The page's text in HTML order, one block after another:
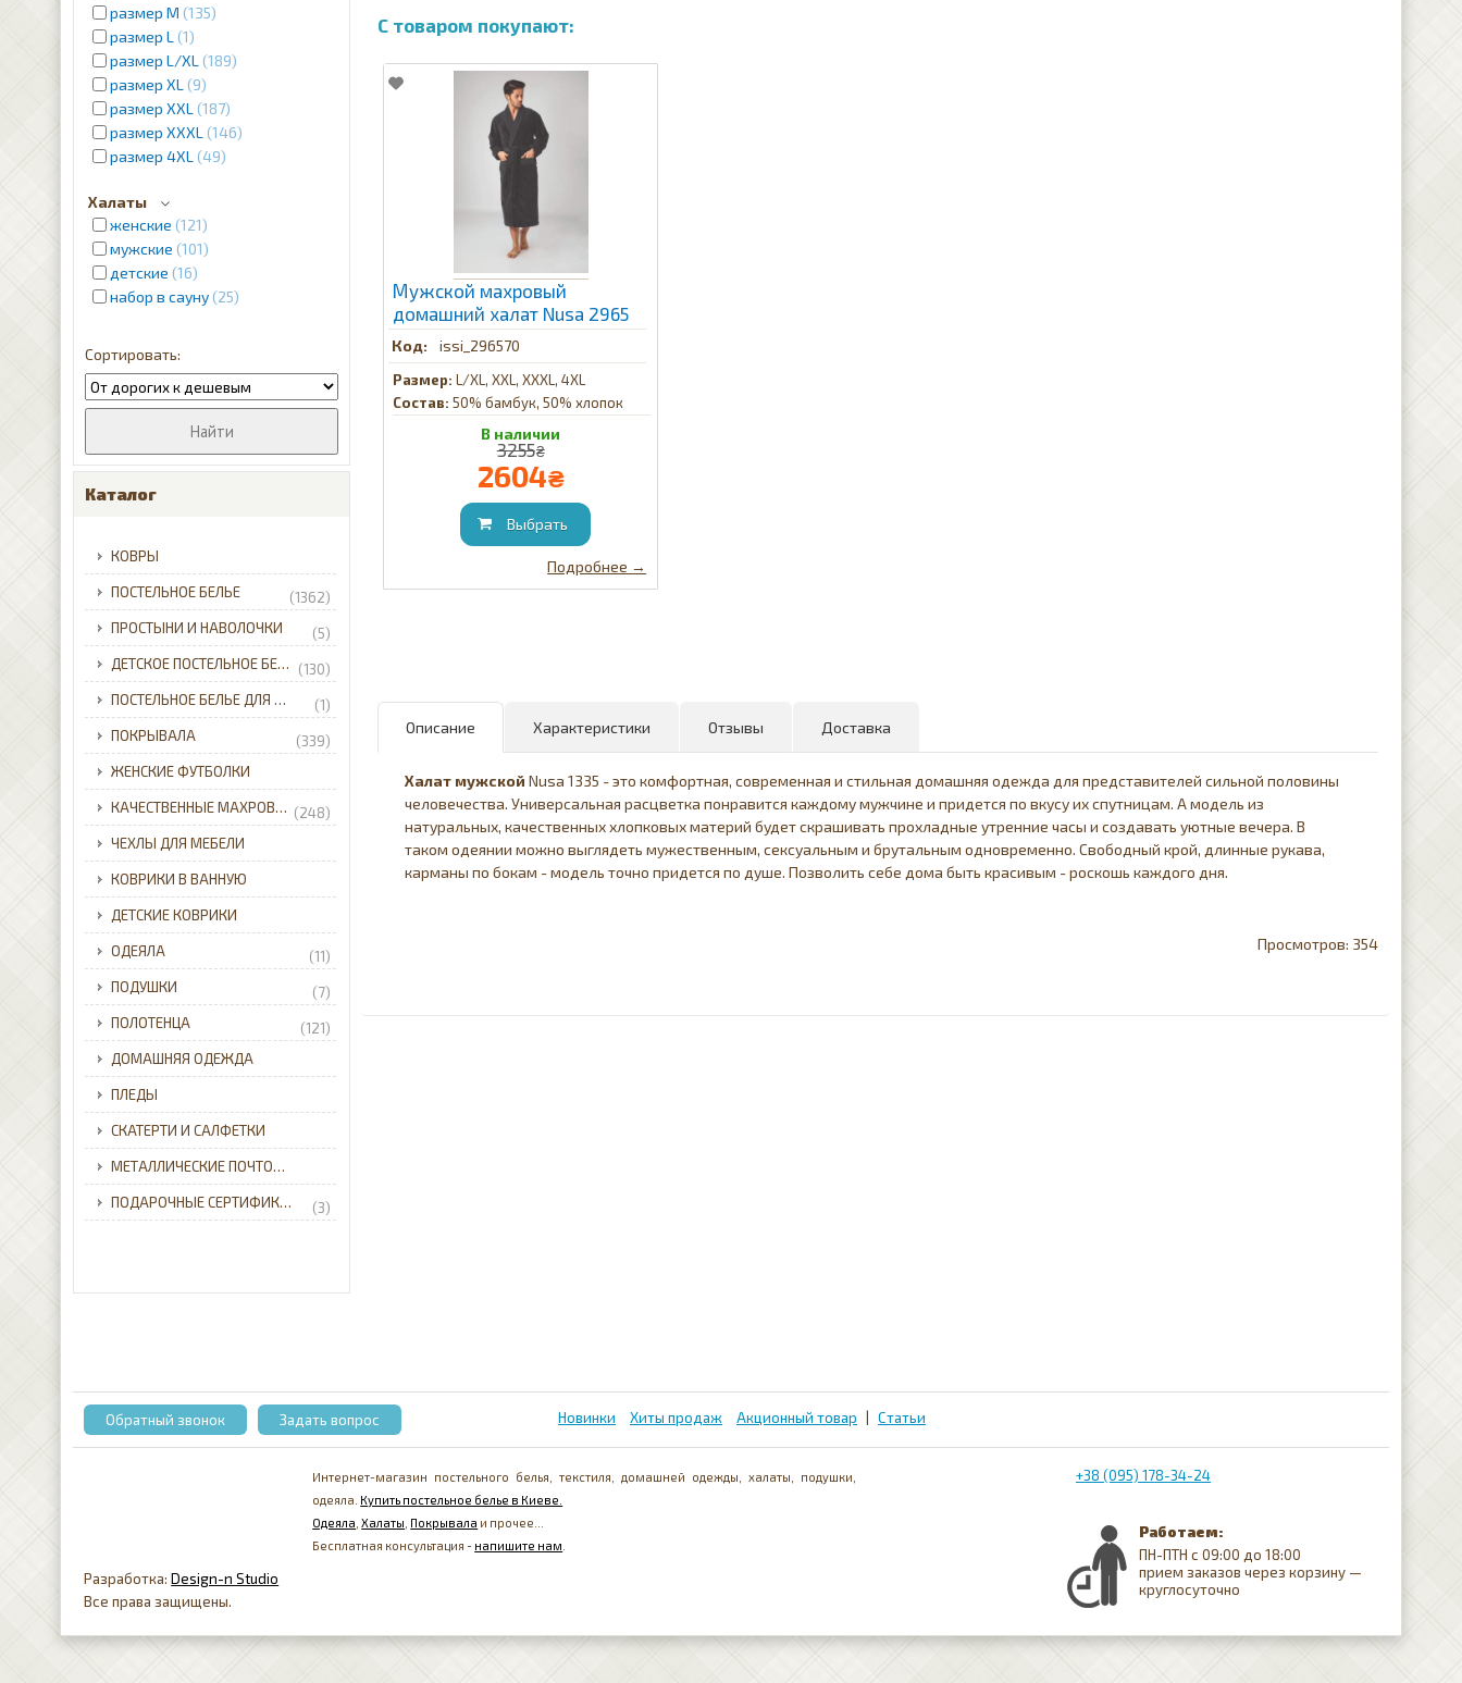
размер M 135
размер L
1
размер L/XL
189
размер XL
9
размер XXL
187
размер XXXL
146
размер 4XL
49
Халаты
женские 121
мужские 101
детские 16
набор в сауну 25
Каталог
КОВРЫ
ПОСТЕЛЬНОЕ БЕЛЬЕ
(1362)
ПРОСТЫНИ И НАВОЛОЧКИ
(5)
ДЕТСКОЕ ПОСТЕЛЬНОЕ БЕЛЬЕ
(130)
ПОСТЕЛЬНОЕ БЕЛЬЕ ДЛЯ МЛАДЕНЦЕВ
(1)
ПОКРЫВАЛА
(339)
ЖЕНСКИЕ ФУТБОЛКИ
КАЧЕСТВЕННЫЕ МАХРОВЫЕ ХАЛАТЫ ДЛЯ ВСЕЙ СЕМЬИ С ДОСТАВКОЙ ПО УКРАИНЕ. (248)
ЧЕХЛЫ ДЛЯ МЕБЕЛИ
КОВРИКИ В ВАННУЮ
ДЕТСКИЕ КОВРИКИ
ОДЕЯЛА
(11)
ПОДУШКИ
(7)
ПОЛОТЕНЦА
(121)
ДОМАШНЯЯ ОДЕЖДА
ПЛЕДЫ
СКАТЕРТИ И САЛФЕТКИ
МЕТАЛЛИЧЕСКИЕ ПОЧТОВЫЕ ЯЩИКИ ДЛЯ ЧАСТНОГО ДОМА С ДОСТАВКОЙ ПО УКРАИНЕ.
ПОДАРОЧНЫЕ СЕРТИФИКАТЫ (3)
Мужской махровый
домашний халат Nusa 2965
антрацитissi_296570
Размер: L/XL, XXL, XXXL, 4XL
Состав: 50% бамбук, 50% хлопок
3255₴
2604₴
Описание Характеристики Отзывы Доставка
Халат мужской Nusa 1335 - это комфортная, современная и стильная домашняя одежда для представителей сильной половины
человечества. Универсальная расцветка понравится каждому мужчине и придется по вкусу их спутницам. А модель из
натуральных, качественных хлопковых материй будет скрашивать прохладные утренние часы и создавать уютные вечера. В
таком одеянии можно выглядеть мужественным, сексуальным и брутальным одновременно. Свободный крой, длинные рукава,
карманы по бокам - модель точно придется по душе. Позволить себе дома быть красивым - роскошь каждого дня.
354
Новинки Хиты продаж Акционный товар Статьи
+38 (095) 178-34-24
Обратный звонок Задать вопрос
Работаем:
ПН-ПТН с 09:00 до 18:00
прием заказов через корзину —
круглосуточно
Интернет-магазин постельного белья, текстиля, домашней одежды, халаты, подушки,
одеяла. Купить постельное белье в Киеве.
Одеяла ,Халаты Покрывала и прочее...
Бесплатная консультация - напишите нам
Разработка:Design-n Studio
Все права защищены.